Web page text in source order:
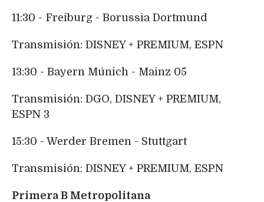
11:30 - Freiburg - Borussia Dortmund
Transmisión: DISNEY + PREMIUM, ESPN
13:30 - Bayern Múnich - Mainz 05
Transmisión: DGO, DISNEY + PREMIUM,
ESPN 3
15:30 - Werder Bremen - Stuttgart
Transmisión: DISNEY + PREMIUM, ESPN
Primera B Metropolitana